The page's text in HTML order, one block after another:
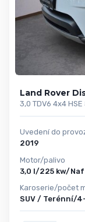
Land Rover
3,0 TDV6 4x4 HSE
Uvedení do
2019
Motor/palivo
3,0 l/225 kw/
Karoserie/počet
SUV / Terénní/